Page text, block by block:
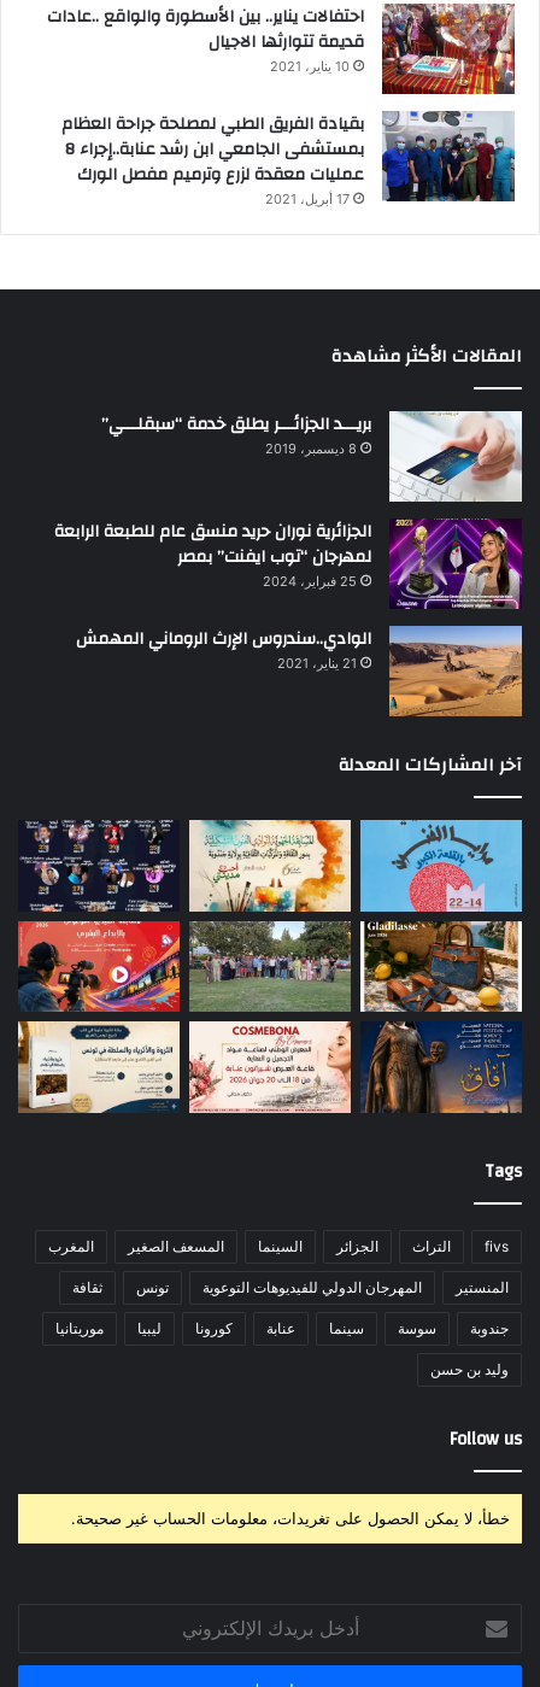
احتفالات يناير.. بين الأسطورة والواقع ..عادات
قديمة تتوارثها الاجيال
10 يناير، 2021
بقيادة الفريق الطبي لمصلحة جراحة العظام
بمستشفى الجامعي ابن رشد عنابة..إجراء 8
عمليات معقدة لزرع وترميم مفصل الورك
17 أبريل، 2021
المقالات الأكثر مشاهدة
بريـــد الجزائـــر يطلق خدمة “سبقلـــي”
8 ديسمبر، 2019
الجزائرية نوران حريد منسق عام للطبعة الرابعة
لمهرجان “توب ايفنت” بمصر
25 فبراير، 2024
الوادي..سندروس الإرث الروماني المهمش
21 يناير، 2021
آخر المشاركات المعدلة
Tags
fivs التراث الجزائر السينما المسعف الصغير المغرب
المنستير المهرجان الدولي للفيديوهات التوعوية تونس ثقافة
جندوبة سوسة سينما عنابة كورونا ليبيا موريتانيا
وليد بن حسن
Follow us
خطأ، لا يمكن الحصول على تغريدات، معلومات الحساب غير صحيحة.
بريدك
الإلكتروني